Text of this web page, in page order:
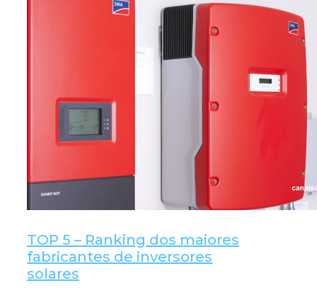
TOP 5 – Ranking dos maiores
fabricantes de inversores
solares